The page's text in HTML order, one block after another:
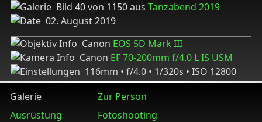
Bild 40 von 1150 aus Tanzabend 2019
02. August 2019
Canon EOS 5D Mark III
Canon EF 70-200mm f/4.0 L IS USM
116mm • f/4.0 • 1/320s • ISO 12800
Galerie
Zur Person
Ausrüstung
Fotoshooting